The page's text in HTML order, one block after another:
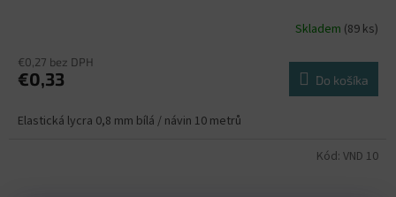
Skladem (89 ks)
€0,27 bez DPH
€0,33 Do košíka
Elastická lycra 0,8 mm bílá / návin 10 metrů
Kód: VND 10